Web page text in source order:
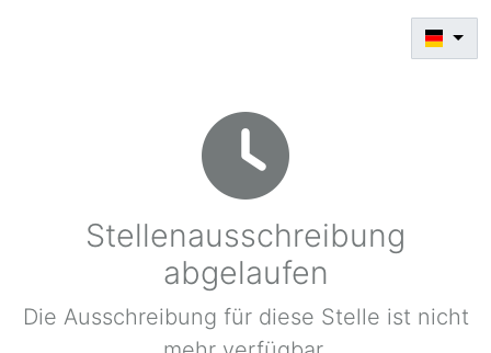
Stellenausschreibung
abgelaufen
Die Ausschreibung für diese Stelle ist nicht